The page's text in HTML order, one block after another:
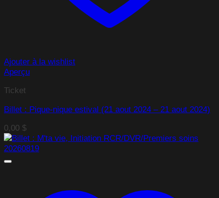
Ajouter à la wishlist
Aperçu
Ticket
Billet : Pique-nique estival (21 aout 2024 – 21 aout 2024)
0,00 $